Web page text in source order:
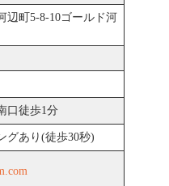
辺町5-8-10ゴールド河
口徒歩1分
グあり(徒歩30秒)